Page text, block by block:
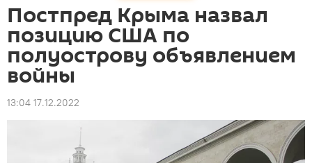
Постпред Крыма назвал
позицию США по
полуострову объявлением
войны
13:04 17.12.2022